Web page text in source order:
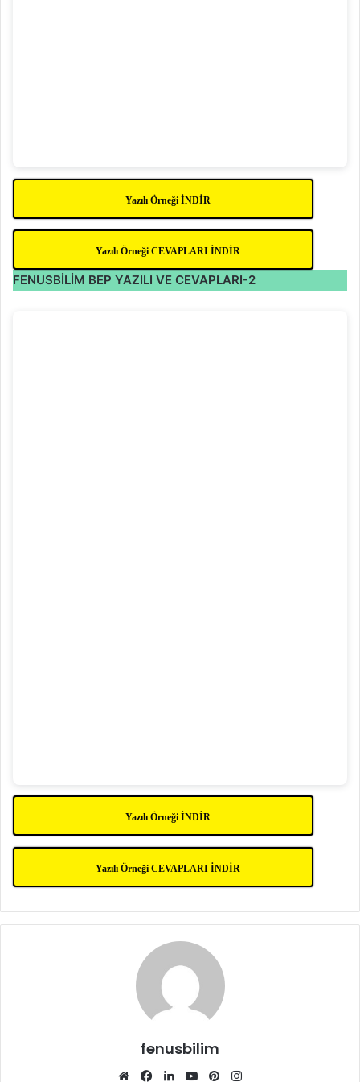
Yazılı Örneği İNDİR
Yazılı Örneği CEVAPLARI İNDİR
FENUSBİLİM BEP YAZILI VE CEVAPLARI-2
Yazılı Örneği İNDİR
Yazılı Örneği CEVAPLARI İNDİR
fenusbilim
Web Facebook
LinkedInYouTubePinterest